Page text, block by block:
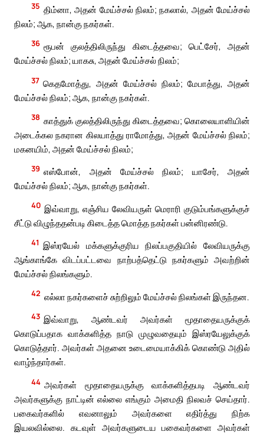
35 திம்னா, அதன் மேய்ச்சல் நிலம்; நகலால், அதன் மேய்ச்சல்
நிலம்; ஆக, நான்கு நகர்கள்.
36 ரூபன் குலத்திலிருந்து கிடைத்தவை; பெட்சேர், அதன்
மேய்ச்சல் நிலம்; யாகசு, அதன் மேய்ச்சல் நிலம்;
37 கெதமோத்து, அதன் மேய்ச்சல் நிலம்; மேபாத்து, அதன்
மேய்ச்சல் நிலம்; ஆக, நான்கு நகர்கள்.
38 காத்துக் குலத்திலிருந்து கிடைத்தவை; கொலையாளியின்
அடைக்கல நகரான கிலயாத்து ராமோத்து, அதன் மேய்ச்சல் நிலம்;
மகனயிம், அதன் மேய்ச்சல் நிலம்;
39 எஸ்போன், அதன் மேய்ச்சல் நிலம்; யாசேர், அதன்
மேய்ச்சல் நிலம்; ஆக, நான்கு நகர்கள்.
40 இவ்வாறு, எஞ்சிய லேவியருள் மெராரி குடும்பங்களுக்குச்
சீட்டு விழுந்ததன்படி கிடைத்த மொத்த நகர்கள் பன்னிரண்டு.
41 இஸ்ரயேல் மக்களுக்குரிய நிலப்பகுதியில் லேவியருக்கு
ஆங்காங்கே விடப்பட்டவை நாற்பத்தெட்டு நகர்களும் அவற்றின்
மேய்ச்சல் நிலங்களும்.
42 எல்லா நகர்களைச் சுற்றிலும் மேய்ச்சல் நிலங்கள் இருந்தன.
43 இவ்வாறு, ஆண்டவர் அவர்கள் மூதாதையருக்குக்
கொடுப்பதாக வாக்களித்த நாடு முழுவதையும் இஸ்ரயேலுக்குக்
கொடுத்தார். அவர்கள் அதனை உடைமையாக்கிக் கொண்டு அதில்
வாழ்ந்தார்கள்.
44 அவர்கள் மூதாதையருக்கு வாக்களித்தபடி ஆண்டவர்
அவர்களுக்கு நாட்டின் எல்லை எங்கும் அமைதி நிலவச் செய்தார்.
பகைவர்களில் எவனாலும் அவர்களை எதிர்த்து நிற்க
இயலவில்லை. கடவுள் அவர்களுடைய பகைவர்களை அவர்கள்